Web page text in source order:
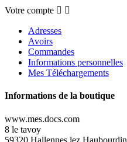
Votre compte  
Adresses
Avoirs
Commandes
Informations personnelles
Mes Téléchargements
Informations de la boutique
www.mes.docs.com
8 le tavoy
59320 Hallennes lez Haubourdin